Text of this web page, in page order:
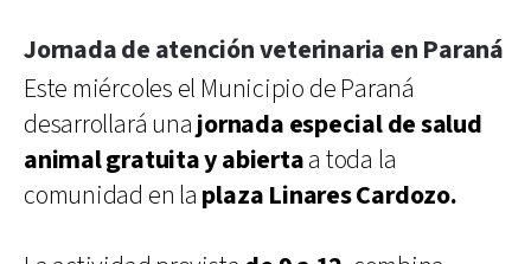
Jornada de atención veterinaria en Paraná
Este miércoles el Municipio de Paraná
desarrollará una jornada especial de salud
animal gratuita y abiertaa toda la
comunidad en la plaza Linares Cardozo.